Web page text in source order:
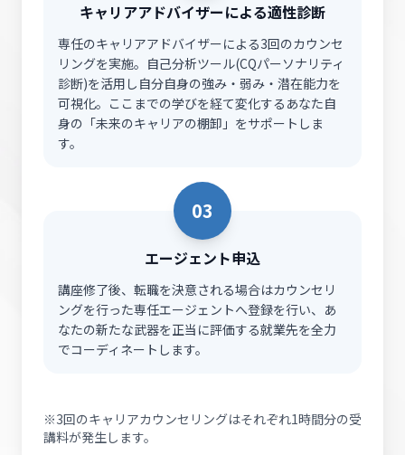
キャリアアドバイザーによる適性診断
専任のキャリアアドバイザーによる3回のカウンセ
リングを実施。自己分析ツール(CQパーソナリティ
診断)を活用し自分自身の強み・弱み・潜在能力を
可視化。ここまでの学びを経て変化するあなた自
身の「未来のキャリアの棚卸」をサポートしま
す。
03
エージェント申込
講座修了後、転職を決意される場合はカウンセリ
ングを行った専任エージェントへ登録を行い、あ
なたの新たな武器を正当に評価する就業先を全力
でコーディネートします。
※3回のキャリアカウンセリングはそれぞれ1時間分の受
講料が発生します。